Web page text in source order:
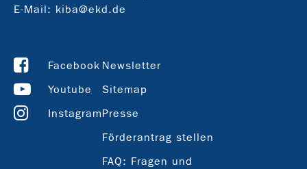
E-Mail: kiba@ekd.de
Facebook
Youtube
Instagram
Newsletter
Sitemap
Presse
Förderantrag stellen
FAQ: Fragen und